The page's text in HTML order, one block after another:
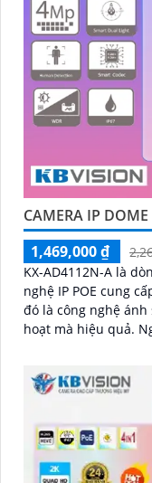
CAMERA IP
1,469,000 ₫
KX-AD4112N-A là
nghệ IP POE cung
đó là công nghệ
hoạt mà hiệu quả. Ngoài ra camera IP KX-AD4112N-A còn